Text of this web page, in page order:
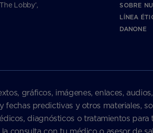
Lobby’,
SOBRE
LÍNEA
DANONE
gráficos, imágenes, enlaces,
predictivas y otros materiales,
diagnósticos o tratamientos
consulta con tu médico o asesor de